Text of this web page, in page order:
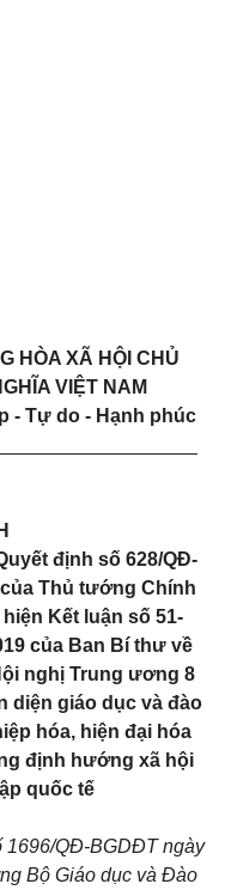
HÒA XÃ HỘI CHỦ
VIỆT NAM
- Tự do - Hạnh phúc
định số 628/QĐ-
Thủ tướng Chính
Kết luận số 51-
của Ban Bí thư về
nghị Trung ương 8
diện giáo dục và đào
hóa, hiện đại hóa
định hướng xã hội
quốc tế
1696/QĐ-BGDĐT ngày
Bộ Giáo dục và Đào